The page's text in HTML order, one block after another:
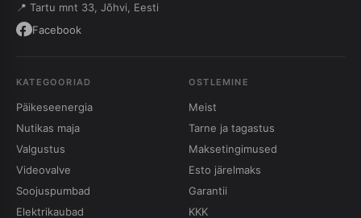
📍 Tartu mnt 33, Jõhvi, Eesti
Facebook
KATEGOORIAD
Päikeseenergia
Nutikas maja
Valgustus
Videovalve
Soojuspumbad
Elektrikaubad
OSTLEMINE
Meist
Tarne ja tagastus
Maksetingimused
Esto järelmaks
Garantii
KKK